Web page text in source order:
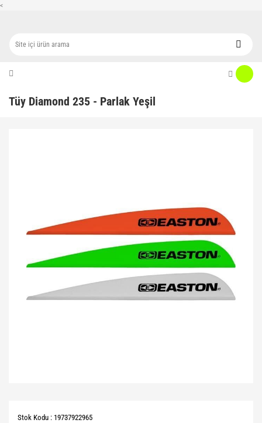
<
Tüy Diamond 235 - Parlak Yeşil
Stok Kodu : 19737922965